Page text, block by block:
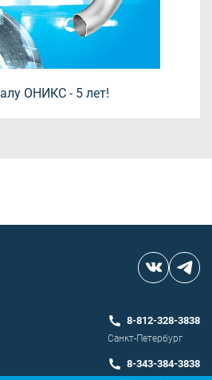
ОНИКС - 5 лет!
8-812-328-3838
Санкт-Петербург
8-343-384-3838